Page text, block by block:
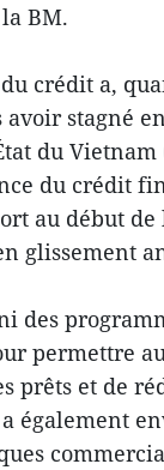
BM.
crédit a,
avoir stagné
du Vietnam
du crédit
au début de
glissement
des
permettre
prêts et de
également